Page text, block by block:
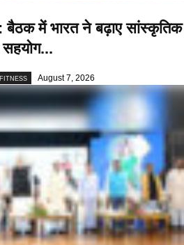
में भारत ने बढ़ाए सांस्कृतिक
सहयोग...
August 7, 2026